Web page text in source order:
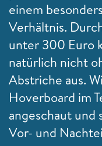
einem
Verhältnis.
unter 300 Euro
natürlich nicht
Abstriche aus.
Hoverboard im
angeschaut und
Vor- und